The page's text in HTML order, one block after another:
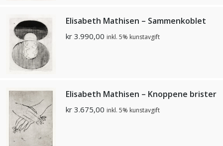
Elisabeth Mathisen – Sammenkoblet
kr 3.990,00 inkl. 5% kunstavgift
Elisabeth Mathisen – Knoppene brister
kr 3.675,00 inkl. 5% kunstavgift